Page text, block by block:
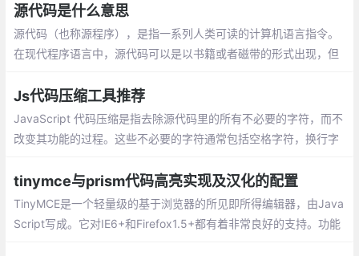
筛选出符合关键字的内容并将关键字高亮
源代码是什么意思
源代码（也称源程序），是指一系列人类可读的计算机语言指令。
在现代程序语言中，源代码可以是以书籍或者磁带的形式出现，但
算机程序。
Js代码压缩工具推荐
JavaScript 代码压缩是指去除源代码里的所有不必要的字符，而不
改变其功能的过程。这些不必要的字符通常包括空格字符，换行字
执行。
tinymce与prism代码高亮实现及汉化的配置
TinyMCE是一个轻量级的基于浏览器的所见即所得编辑器，由Java
Script写成。它对IE6+和Firefox1.5+都有着非常良好的支持。功能